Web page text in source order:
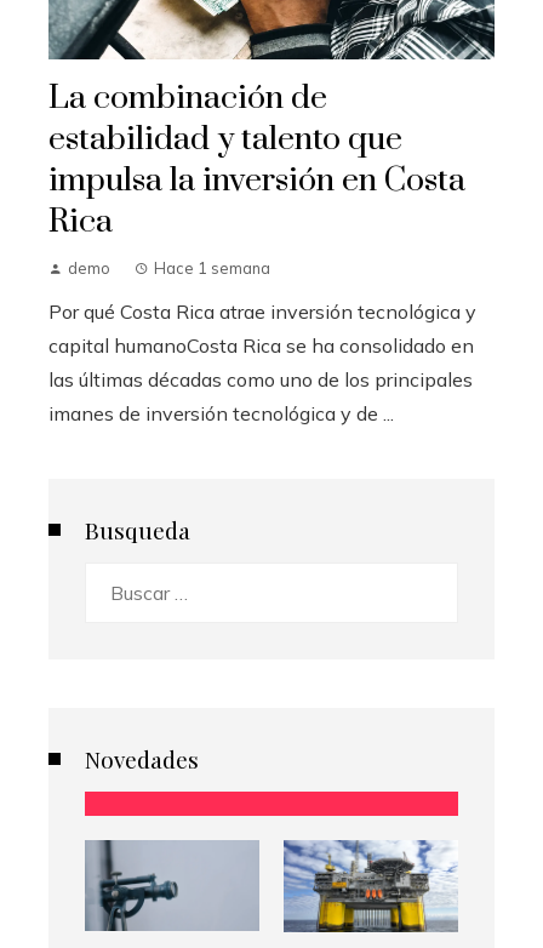
La combinación de
estabilidad y talento que
impulsa la inversión en Costa
Rica
demo Hace 1 semana
Por qué Costa Rica atrae inversión tecnológica y
capital humanoCosta Rica se ha consolidado en
las últimas décadas como uno de los principales
imanes de inversión tecnológica y de ...
Busqueda
Novedades